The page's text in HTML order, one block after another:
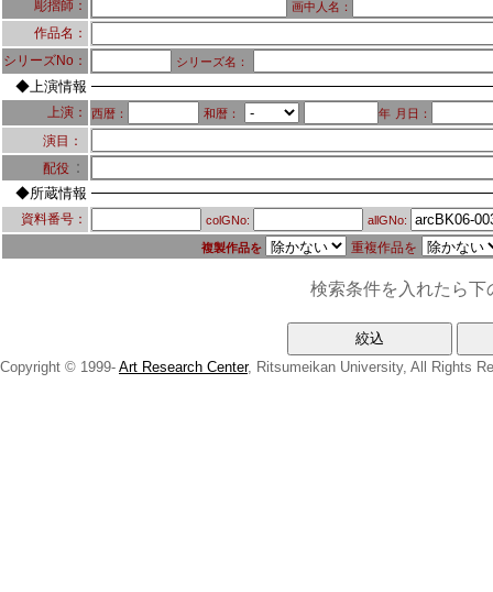
彫摺師： 画中人名：
作品名：
シリーズNo：
シリーズ名：
◆上演情報
上演： 西暦： 和暦： 年 月日：
演目：
配役 ：
◆所蔵情報
資料番号： colGNo: allGNo:
複製作品を 重複作品を
検索条件を入れたら
Copyright © 1999- Art Research Center, Ritsumeikan University, All Rights